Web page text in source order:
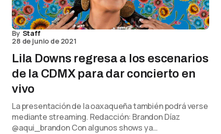
By Staff
28 de junio de 2021
Lila Downs regresa a los escenarios
de la CDMX para dar concierto en
vivo
La presentación de la oaxaqueña también podrá verse
mediante streaming. Redacción: Brandon Díaz
@aqui_brandon Con algunos shows ya…